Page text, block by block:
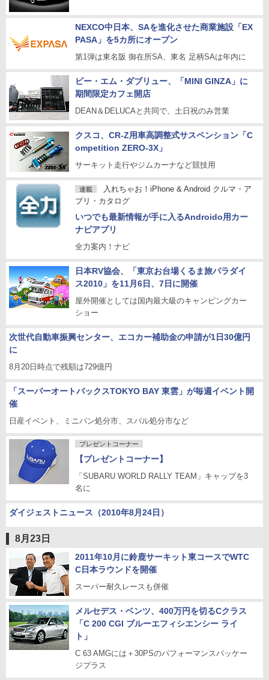
NEXCO中日本、SAを進化させた商業施設「EX
PASA」を5カ所にオープン
第1弾は東名阪 御在所SA、東名 足柄SAは年内に
ビー・エム・ダブリュー、「MINI GINZA」に
期間限定カフェ開店
DEAN＆DELUCAと共同で、土日祝のみ営業
クスコ、CR-Z用車高調整式サスペンション「C
ompetition ZERO-3X」
サーキット走行やジムカーナなど競技用
連載
入れちゃお！iPhone & Android クルマ・ア
プリ・カタログ
いつでも最新情報が手に入るAndroido用カー
ナビアプリ
全力案内！ナビ
日本RV協会、「東京お台場くるま旅パラダイ
ス2010」を11月6日、7日に開催
屋外開催としては国内最大級のキャンピングカー
ショー
次世代自動車振興センター、エコカー補助金の申請が1日30億円
に
8月20日時点で残額は729億円
「スーパーオートバックスTOKYO BAY 東雲」が毎週イベント開
催
日産イベント、ミニバン処分市、スバル処分市など
プレゼントコーナー
【プレゼントコーナー】
「SUBARU WORLD RALLY TEAM」キャップを3
名に
ダイジェストニュース（2010年8月24日）
8月23日
2011年10月に鈴鹿サーキット東コースでWTC
C日本ラウンドを開催
スーパー耐久レースも併催
メルセデス・ベンツ、400万円を切るCクラス
「C 200 CGI ブルーエフィシエンシー ライ
ト」
C 63 AMGには＋30PSのパフォーマンスパッケー
ジプラス